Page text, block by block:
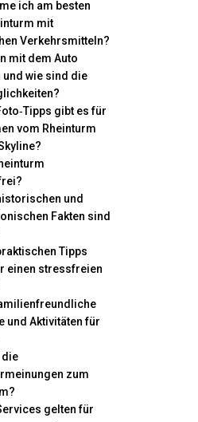
ich am besten
mit
Verkehrsmitteln?
mit dem Auto
und wie sind die
gibt es für
vom Rheinturm
und
Fakten sind
Tipps
einen stressfreien
und Aktivitäten für
die
zum
gelten für